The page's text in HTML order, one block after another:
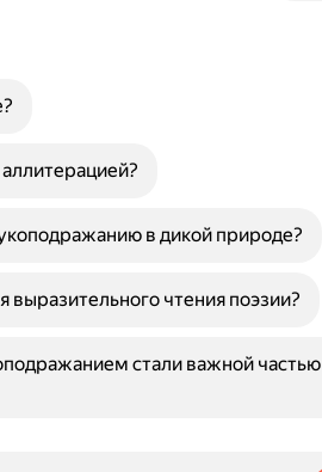
в дикой природе?
чтения поэзии?
стали важной частью